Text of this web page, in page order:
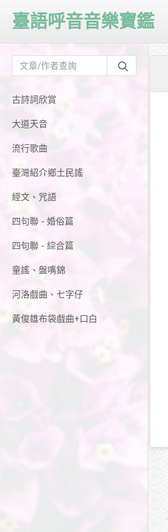
古詩詞欣賞
大道天音
流行歌曲
臺灣紹介鄉土民謠
經文、咒語
四句聯 - 婚俗篇
四句聯 - 綜合篇
童謠、盤嘴錦
河洛戲曲、七字仔
黃俊雄布袋戲曲+口白
臺語呼音音樂寶鑑